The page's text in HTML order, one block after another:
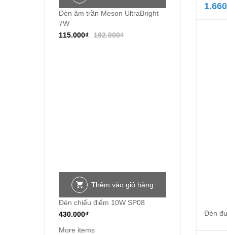
Đèn
Đèn âm trần Meson UltraBright
7W
192.000₫
115.000₫
Thêm vào giỏ hàng
Đèn chiếu điểm 10W SP08
430.000₫
More items